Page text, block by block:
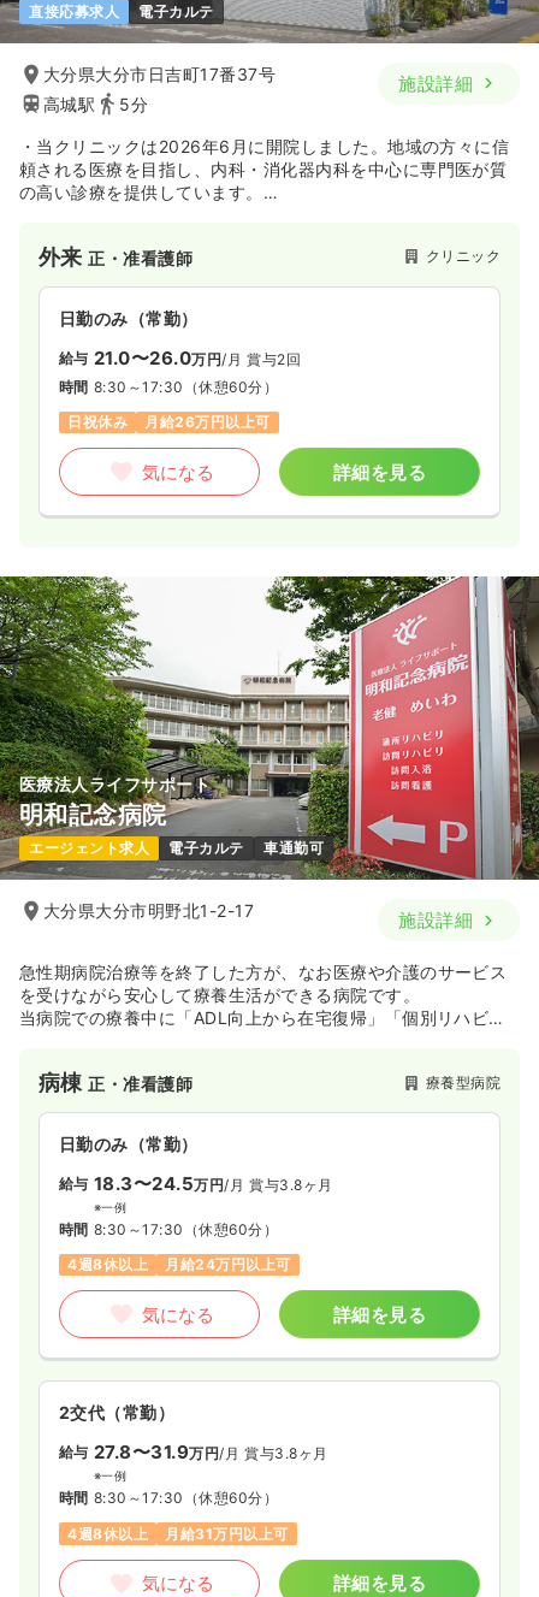
直接応募求人 電子カルテ
大分県大分市日吉町17番37号
高城駅
5分
施設詳細
・当クリニックは2026年6月に開院しました。地域の方々に信
頼される医療を目指し、内科・消化器内科を中心に専門医が質
の高い診療を提供しています。
外来正・准看護師 クリニック
日勤のみ（常勤）
給与 21.0〜26.0万円/月 賞与2回
時間 8:30～17:30 （休憩60分）
日祝休み
月給26万円以上可
気になる 詳細を見る
医療法人ライフサポート
明和記念病院
エージェント求人 電子カルテ 車通勤可
大分県大分市明野北1-2-17 施設詳細
急性期病院治療等を終了した方が、なお医療や介護のサービス
を受けながら安心して療養生活ができる病院です。
当病院での療養中に「ADL向上から在宅復帰」「個別リハビ
病棟正・准看護師 療養型病院
日勤のみ（常勤）
給与 18.3〜24.5万円/月 賞与3.8ヶ月
※一例
時間 8:30～17:30 （休憩60分）
4週8休以上
月給24万円以上可
気になる 詳細を見る
2交代（常勤）
給与 27.8〜31.9万円/月 賞与3.8ヶ月
※一例
時間 8:30～17:30 （休憩60分）
4週8休以上
月給31万円以上可
気になる 詳細を見る